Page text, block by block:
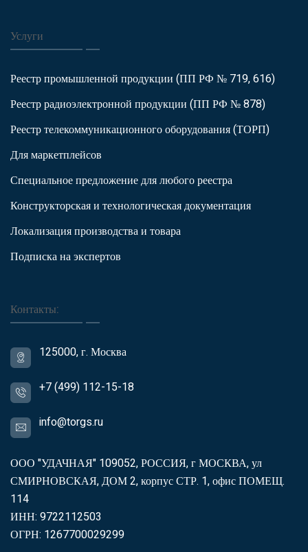
Услуги
Реестр промышленной продукции (ПП РФ № 719, 616)
Реестр радиоэлектронной продукции (ПП РФ № 878)
Реестр телекоммуникационного оборудования (ТОРП)
Для маркетплейсов
Специальное предложение для любого реестра
Конструкторская и технологическая документация
Локализация производства и товара
Подписка на экспертов
Контакты:
125000, г. Москва
+7 (499) 112-15-18
info@torgs.ru
ООО "УДАЧНАЯ" 109052, РОССИЯ, г МОСКВА, ул
СМИРНОВСКАЯ, ДОМ 2, корпус СТР. 1, офис ПОМЕЩ.
114
ИНН: 9722112503
ОГРН: 1267700029299